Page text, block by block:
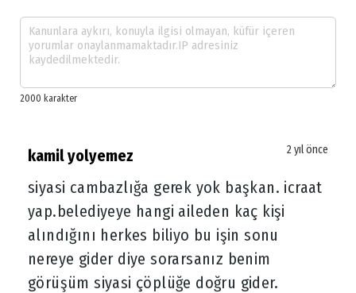
kamil yolyemez 2 yıl önce
siyasi cambazlığa gerek yok başkan. icraat
yap.belediyeye hangi aileden kaç kişi
alındığını herkes biliyo bu işin sonu
nereye gider diye sorarsanız benim
görüşüm siyasi çöplüğe doğru gider.